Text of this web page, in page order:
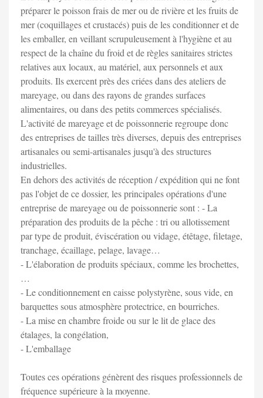
préparer le poisson frais de mer ou de rivière et les fruits de
mer (coquillages et crustacés) puis de les conditionner et de
les emballer, en veillant scrupuleusement à l'hygiène et au
respect de la chaîne du froid et de règles sanitaires strictes
relatives aux locaux, au matériel, aux personnels et aux
produits. Ils exercent près des criées dans des ateliers de
mareyage, ou dans des rayons de grandes surfaces
alimentaires, ou dans des petits commerces spécialisés.
L'activité de mareyage et de poissonnerie regroupe donc
des entreprises de tailles très diverses, depuis des entreprises
artisanales ou semi-artisanales jusqu'à des structures
industrielles.
En dehors des activités de réception / expédition qui ne font
pas l'objet de ce dossier, les principales opérations d'une
entreprise de mareyage ou de poissonnerie sont : - La
préparation des produits de la pêche : tri ou allotissement
par type de produit, éviscération ou vidage, étêtage, filetage,
tranchage, écaillage, pelage, lavage…
- L'élaboration de produits spéciaux, comme les brochettes,
…
- Le conditionnement en caisse polystyrène, sous vide, en
barquettes sous atmosphère protectrice, en bourriches.
- La mise en chambre froide ou sur le lit de glace des
étalages, la congélation,
- L'emballage
Toutes ces opérations génèrent des risques professionnels de
fréquence supérieure à la moyenne.